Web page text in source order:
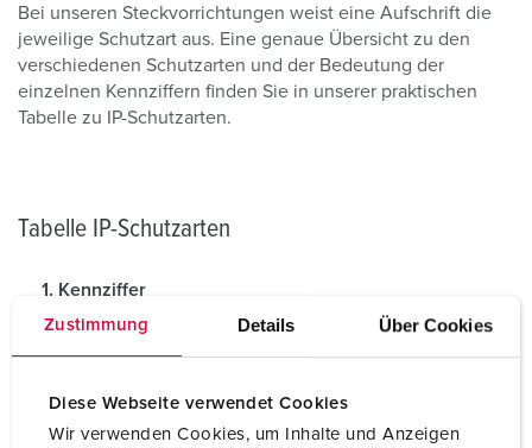
Zustimmung Details Über Cookies
Diese Webseite verwendet Cookies
Wir verwenden Cookies, um Inhalte und Anzeigen
Bei unseren Steckvorrichtungen weist eine Aufschrift die
jeweilige Schutzart aus. Eine genaue Übersicht zu den
verschiedenen Schutzarten und der Bedeutung der
einzelnen Kennziffern finden Sie in unserer praktischen
Tabelle zu IP-Schutzarten.
Tabelle IP-Schutzarten
1. Kennziffer
I
E
6
0
Schutz gegen
Fremdkörper
Schutz gegen
Berührung